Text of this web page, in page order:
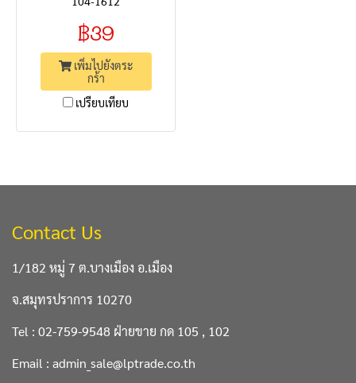
฿39
เพิ่มไปยังตระ
กร้า
เปรียบเทียบ
Contact Us
1/182 หมู่ 7 ต.บางเมือง อ.เมือง
จ.สมุทรปราการ 10270
Tel : 02-759-9548 ฝ่ายขาย กด 105 , 102
Email : admin_sale@lptrade.co.th